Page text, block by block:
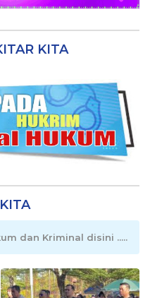
KITA
dan Kriminal disini .....